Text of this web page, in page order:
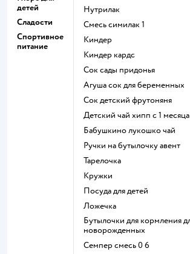
детей
Сладости
Спортивное
питание
нутрилак
смесь симилак 1
киндер
киндер кардс
сок сады придонья
агуша сок для беременных
сок детский фрутоняня
детский чай хипп с 1 месяца
бабушкино лукошко чай
ручки на бутылочку авент
тарелочка
кружки
посуда для детей
ложечка
бутылочки для кормления для
новорожденных
семпер смесь 0 6